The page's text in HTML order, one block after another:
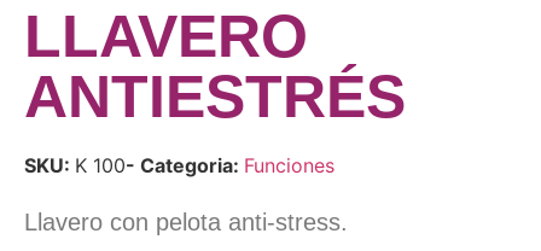
LLAVERO
ANTIESTRÉS
SKU: K 100- Categoria: Funciones
Llavero con pelota anti-stress.